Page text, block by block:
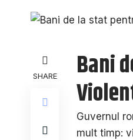
SHARE Bani
Guvernul
mult timp: